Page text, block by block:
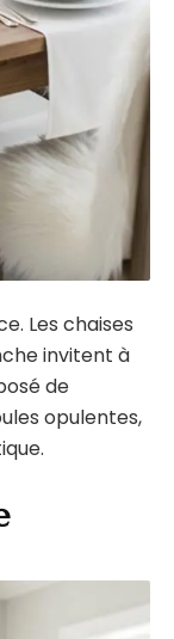
Les chaises
invitent à
de
opulentes,